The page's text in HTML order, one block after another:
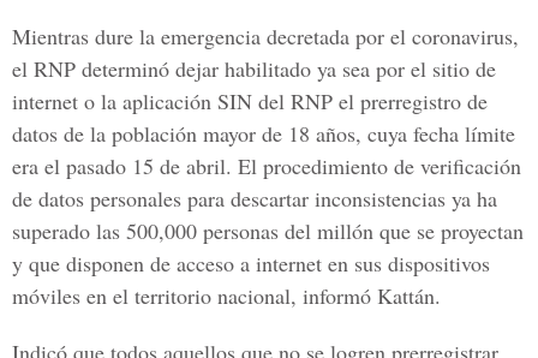
Mientras dure la emergencia decretada por el coronavirus,
el RNP determinó dejar habilitado ya sea por el sitio de
internet o la aplicación SIN del RNP el prerregistro de
datos de la población mayor de 18 años, cuya fecha límite
era el pasado 15 de abril. El procedimiento de verificación
de datos personales para descartar inconsistencias ya ha
superado las 500,000 personas del millón que se proyectan
y que disponen de acceso a internet en sus dispositivos
móviles en el territorio nacional, informó Kattán.
Indicó que todos aquellos que no se logren prerregistrar